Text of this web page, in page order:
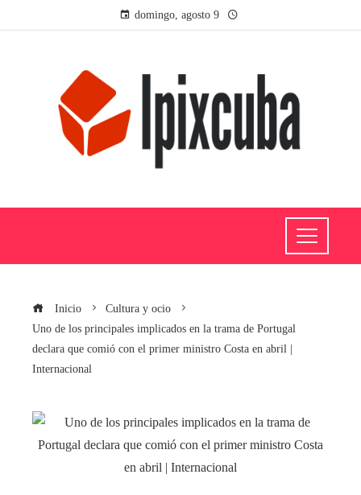
domingo, agosto 9
Inicio
Cultura y ocio
Uno de los principales implicados en la trama de Portugal
declara que comió con el primer ministro Costa en abril |
Internacional